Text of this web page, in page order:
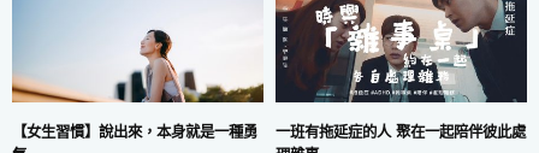
【女生習慣】說出來，本身就是一種勇
一班有拖延症的人 聚在一起陪伴彼此處